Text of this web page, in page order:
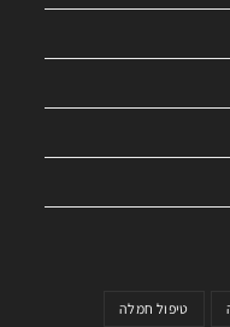
טיפול חמלה